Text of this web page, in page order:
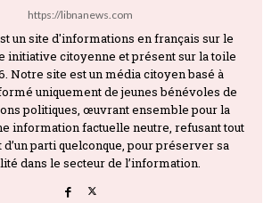
https://libnanews.com
un site d'informations en français sur le
initiative citoyenne et présent sur la toile
Notre site est un média citoyen basé à
uniquement de jeunes bénévoles de
politiques, œuvrant ensemble pour la
information factuelle neutre, refusant tout
parti quelconque, pour préserver sa
dans le secteur de l’information.